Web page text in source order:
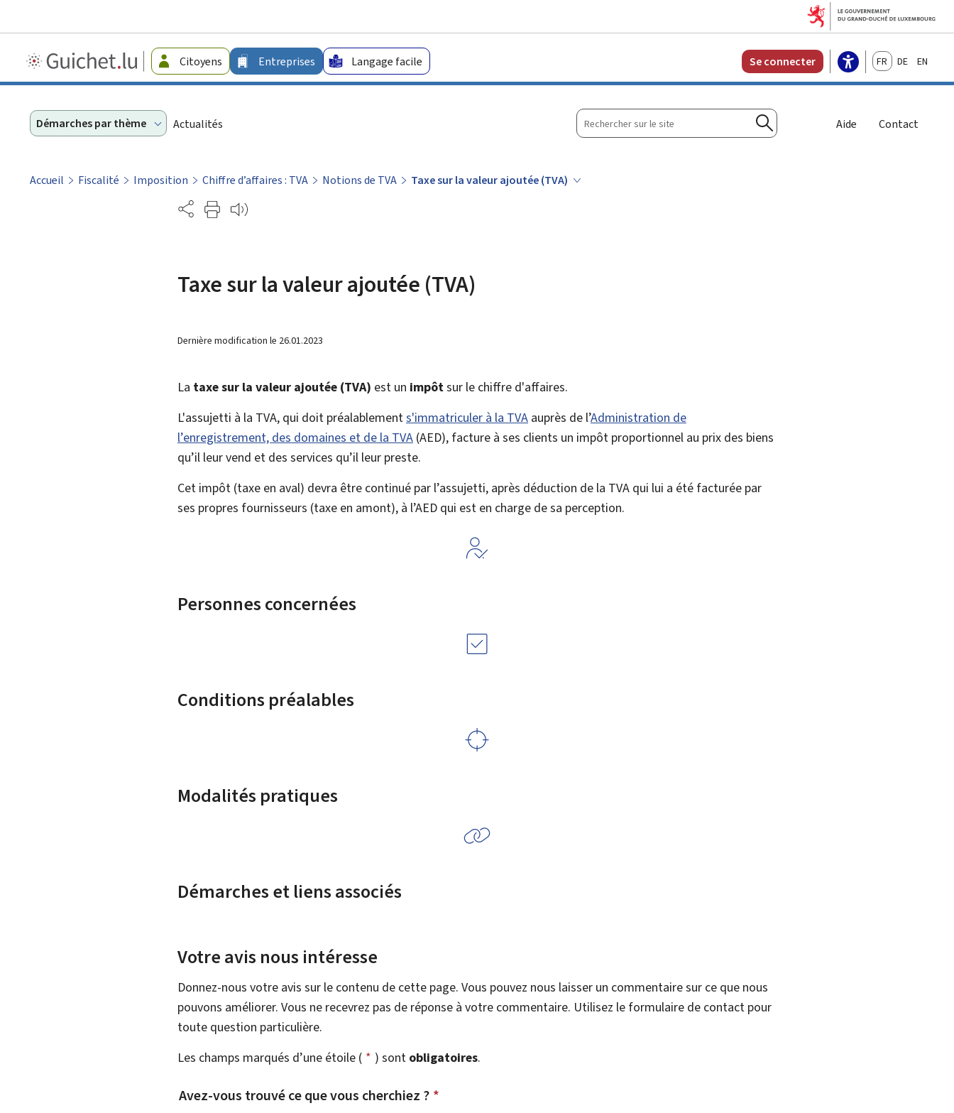
Guichet.lu
-
Citoyens Entreprises Langage facile Se connecter FrançaisDeutschEnglish
Démarches par thème Actualités
Rechercher
sur
site
Rechercher
Aide Contact
Accueil Fiscalité Imposition Chiffre d’affaires : TVA Notions de TVA
Taxe sur la valeur ajoutée (TVA)
Partage
Taxe sur la valeur ajoutée (TVA)
Dernière modification le 26.01.2023
La taxe sur la valeur ajoutée (TVA) est un impôtsur le chiffre d'affaires.
L'assujetti à la TVA, qui doit préalablements'immatriculer à la TVA auprès de l’Administration de
l’enregistrement, des domaines et de la TVA (AED), facture à ses clients un impôt proportionnel au prix des biens
qu’il leur vend et des services qu’il leur preste.
Cet impôt (taxe en aval) devra être continué par l’assujetti, après déduction de la TVA qui lui a été facturée par
ses propres fournisseurs (taxe en amont), à l’AED qui est en charge de sa perception.
Personnes concernées
Conditions préalables
Modalités pratiques
Démarches et liens associés
Votre avis nous intéresse
Donnez-nous votre avis sur le contenu de cette page. Vous pouvez nous laisser un commentaire sur ce que nous
pouvons améliorer. Vous ne recevrez pas de réponse à votre commentaire. Utilisez le formulaire de contact pour
toute question particulière.
Les champs marqués d’une étoile ( * ) sont obligatoires.
Avez-vous trouvé ce que vous cherchiez ? *